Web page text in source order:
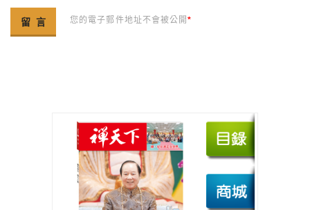
您的電子郵件地址不會被公開*